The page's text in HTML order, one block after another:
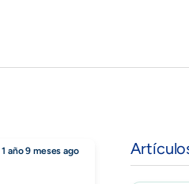
1 año 9 meses ago